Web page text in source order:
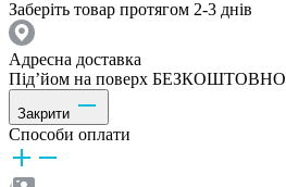
Заберіть товар протягом 2-3 днів
Адресна доставка
Під’йом на поверх БЕЗКОШТОВНО
Закрити
Способи оплати